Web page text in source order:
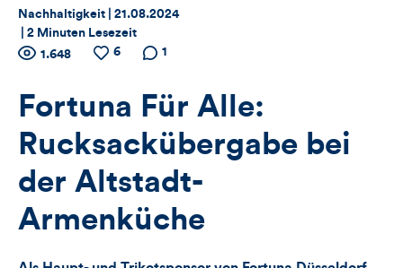
Thema:
Nachhaltigkeit | Datum:
21.08.2024
2 Minuten Lesezeit
Zähler
für
Views,
Likes
und
Anzahl
1.648
Anzahl
6
Anzahl der
1
Fortuna Für Alle:
Rucksackübergabe bei
der Altstadt-
Armenküche